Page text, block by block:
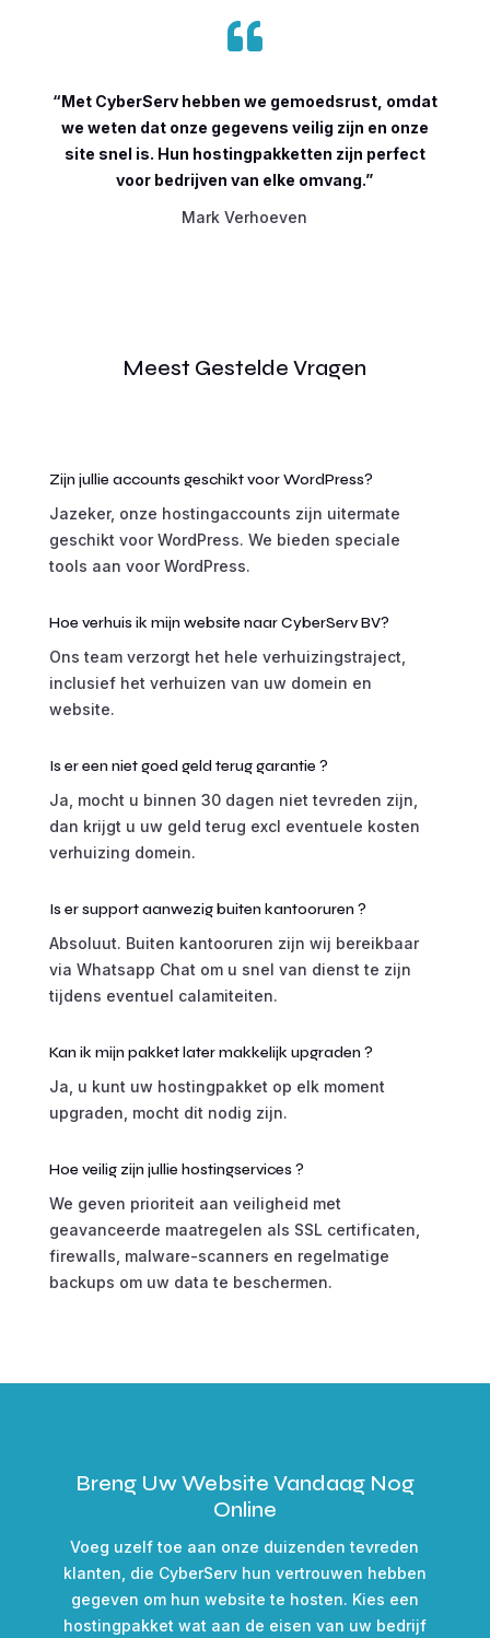

“Met CyberServ hebben we gemoedsrust, omdat
we weten dat onze gegevens veilig zijn en onze
site snel is. Hun hostingpakketten zijn perfect
voor bedrijven van elke omvang.”
Mark Verhoeven
Meest Gestelde Vragen
Zijn jullie accounts geschikt voor WordPress?
Jazeker, onze hostingaccounts zijn uitermate
geschikt voor WordPress. We bieden speciale
tools aan voor WordPress.
Hoe verhuis ik mijn website naar CyberServ BV?
Ons team verzorgt het hele verhuizingstraject,
inclusief het verhuizen van uw domein en
website.
Is er een niet goed geld terug garantie ?
Ja, mocht u binnen 30 dagen niet tevreden zijn,
dan krijgt u uw geld terug excl eventuele kosten
verhuizing domein.
Is er support aanwezig buiten kantooruren ?
Absoluut. Buiten kantooruren zijn wij bereikbaar
via Whatsapp Chat om u snel van dienst te zijn
tijdens eventuel calamiteiten.
Kan ik mijn pakket later makkelijk upgraden ?
Ja, u kunt uw hostingpakket op elk moment
upgraden, mocht dit nodig zijn.
Hoe veilig zijn jullie hostingservices ?
We geven prioriteit aan veiligheid met
geavanceerde maatregelen als SSL certificaten,
firewalls, malware-scanners en regelmatige
backups om uw data te beschermen.
Breng Uw Website Vandaag Nog
Online
Voeg uzelf toe aan onze duizenden tevreden
klanten, die CyberServ hun vertrouwen hebben
gegeven om hun website te hosten. Kies een
hostingpakket wat aan de eisen van uw bedrijf